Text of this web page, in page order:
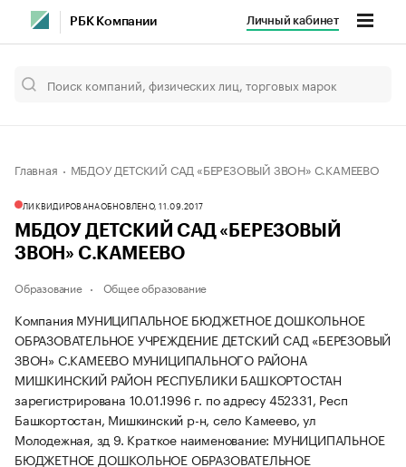
РБК Компании Личный кабинет
Главная МБДОУ ДЕТСКИЙ САД «БЕРЕЗОВЫЙ ЗВОН» С.КАМЕЕВО
ЛИКВИДИРОВАНАОБНОВЛЕНО, 11.09.2017
МБДОУ ДЕТСКИЙ САД «БЕРЕЗОВЫЙ
ЗВОН» С.КАМЕЕВО
Образование Общее образование
Компания МУНИЦИПАЛЬНОЕ БЮДЖЕТНОЕ ДОШКОЛЬНОЕ
ОБРАЗОВАТЕЛЬНОЕ УЧРЕЖДЕНИЕ ДЕТСКИЙ САД «БЕРЕЗОВЫЙ
ЗВОН» С.КАМЕЕВО МУНИЦИПАЛЬНОГО РАЙОНА
МИШКИНСКИЙ РАЙОН РЕСПУБЛИКИ БАШКОРТОСТАН
зарегистрирована 10.01.1996 г. по адресу 452331, Респ
Башкортостан, Мишкинский р-н, село Камеево, ул
Молодежная, зд 9. Краткое наименование: МУНИЦИПАЛЬНОЕ
БЮДЖЕТНОЕ ДОШКОЛЬНОЕ ОБРАЗОВАТЕЛЬНОЕ